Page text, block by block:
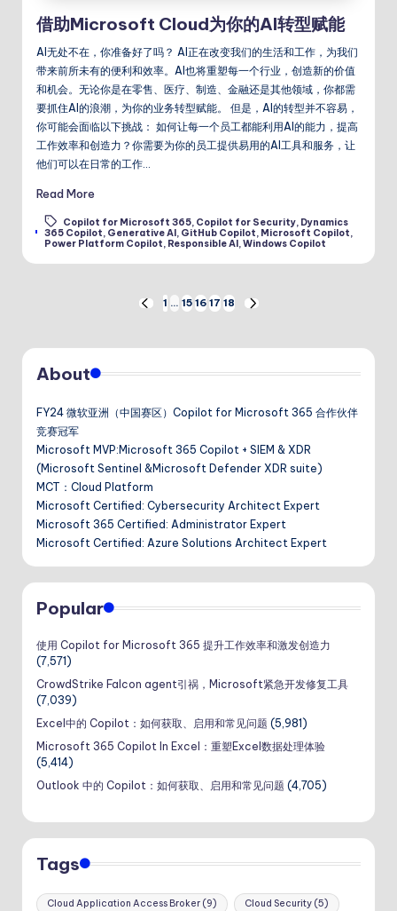
借助Microsoft Cloud为你的AI转型赋能
AI无处不在，你准备好了吗？ AI正在改变我们的生活和工作，为我们
带来前所未有的便利和效率。AI也将重塑每一个行业，创造新的价值
和机会。无论你是在零售、医疗、制造、金融还是其他领域，你都需
要抓住AI的浪潮，为你的业务转型赋能。 但是，AI的转型并不容易，
你可能会面临以下挑战： 如何让每一个员工都能利用AI的能力，提高
工作效率和创造力？你需要为你的员工提供易用的AI工具和服务，让
他们可以在日常的工作…
Read More
Tags:
Copilot for Microsoft 365, Copilot for Security, Dynamics
365 Copilot, Generative AI, GitHub Copilot, Microsoft Copilot,
Power Platform Copilot, Responsible AI,Windows Copilot
章
分
页
PREVIOUS
1 … 15 16 17 18
NEXT
About
FY24 微软亚洲（中国赛区）Copilot for Microsoft 365 合作伙伴
竞赛冠军
Microsoft MVP:Microsoft 365 Copilot + SIEM & XDR
(Microsoft Sentinel &Microsoft Defender XDR suite)
MCT：Cloud Platform
Microsoft Certified: Cybersecurity Architect Expert
Microsoft 365 Certified: Administrator Expert
Microsoft Certified: Azure Solutions Architect Expert
Popular
使用 Copilot for Microsoft 365 提升工作效率和激发创造力
(7,571)
CrowdStrike Falcon agent引祸，Microsoft紧急开发修复工具
(7,039)
Excel中的 Copilot：如何获取、启用和常见问题 (5,981)
Microsoft 365 Copilot In Excel：重塑Excel数据处理体验
(5,414)
Outlook 中的 Copilot：如何获取、启用和常见问题 (4,705)
Tags
Cloud Application Access Broker (9) Cloud Security(5)